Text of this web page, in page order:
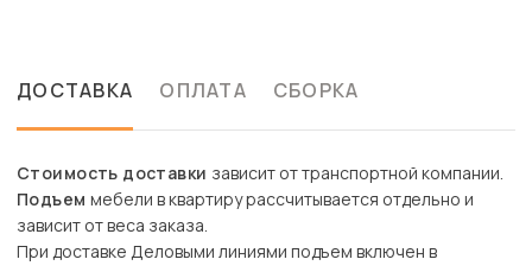
ДОСТАВКА ОПЛАТА СБОРКА
Стоимость доставки зависит от транспортной компании.
Подъем мебели в квартиру рассчитывается отдельно и
зависит от веса заказа.
При доставке Деловыми линиями подъем включен в